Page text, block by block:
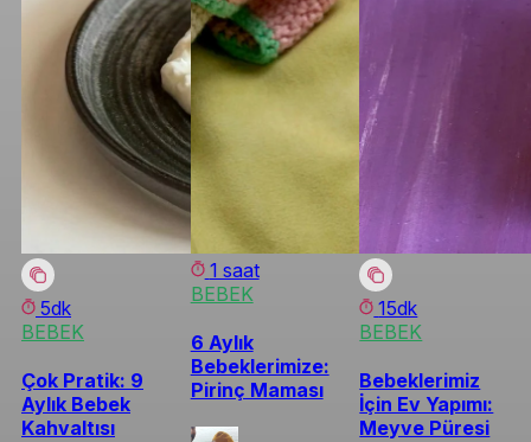
5dk
BEBEK
Çok Pratik: 9
Aylık Bebek
Kahvaltısı
1 saat
BEBEK
6 Aylık
Bebeklerimize:
Pirinç Maması
15dk
BEBEK
Bebeklerimiz
İçin Ev Yapımı:
Meyve Püresi